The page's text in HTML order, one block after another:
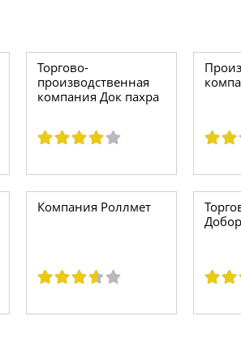
Торгово-
производственная
компания Док пахра
Компания Роллмет